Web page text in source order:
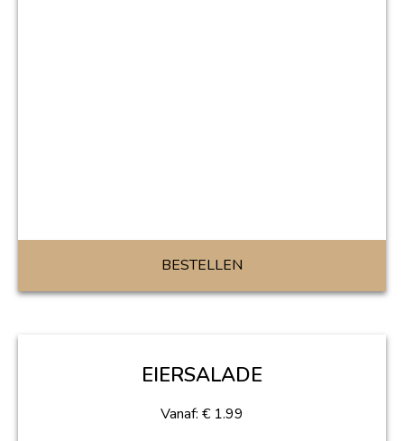
BESTELLEN
EIERSALADE
Vanaf: € 1.99